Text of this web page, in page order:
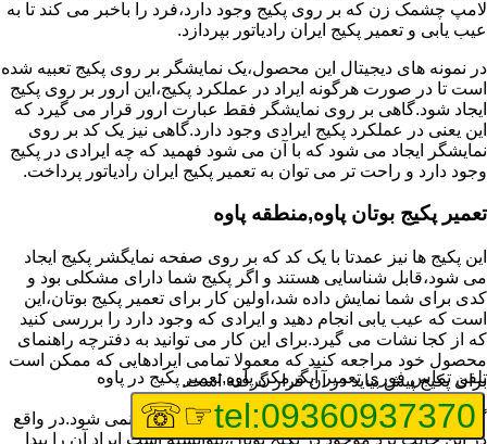
لامپ چشمک زن که بر روی پکیج وجود دارد،فرد را باخبر می کند تا به
عیب یابی و تعمیر پکیج ایران رادیاتور بپردازد.
در نمونه های دیجیتال این محصول،یک نمایشگر بر روی پکیج تعبیه شده
است تا در صورت هرگونه ایراد در عملکرد پکیج،این ارور بر روی پکیج
ایجاد شود.گاهی بر روی نمایشگر فقط عبارت ارور قرار می گیرد که
این یعنی در عملکرد پکیج ایرادی وجود دارد.گاهی نیز یک کد بر روی
نمایشگر ایجاد می شود که با آن می شود فهمید که چه ایرادی در پکیج
وجود دارد و راحت تر می توان به تعمیر پکیج ایران رادیاتور پرداخت.
تعمیر پکیج بوتان پاوه,منطقه پاوه
این پکیج ها نیز عمدتا با یک کد که بر روی صفحه نمایگشر پکیج ایجاد
می شود،قابل شناسایی هستند و اگر پکیج شما دارای مشکلی بود و
کدی برای شما نمایش داده شد،اولین کار برای تعمیر پکیج بوتان،این
است که عیب یابی انجام دهید و ایرادی که وجود دارد را بررسی کنید
که از کجا نشات می گیرد.برای این کار می توانید به دفترچه راهنمای
محصول خود مراجعه کنید که معمولا تمامی ایرادهایی که ممکن است
برای پکیج پیش بیاید در آن قرار گرفته است.
گاهی نیز هنگام خرابی پکیج،هیچ اروری نمایش داده نمی شود.در واقع
در این حالت برد موجود در پکیج بوتان،نتوانسته است ایراد آن را پیدا
تلفن تماس فوریتعمیر آبگرمکن پاوه,تعمیر پکیج در پاوه
tel:09360937370
☞☏